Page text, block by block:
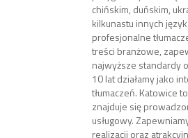
chińskim, duńskim,
kilkunastu innych
profesjonalne
treści branżowe,
najwyższe standardy
10 lat działamy jako
tłumaczeń. Katowice
znajduje się
usługowy.
realizacji oraz